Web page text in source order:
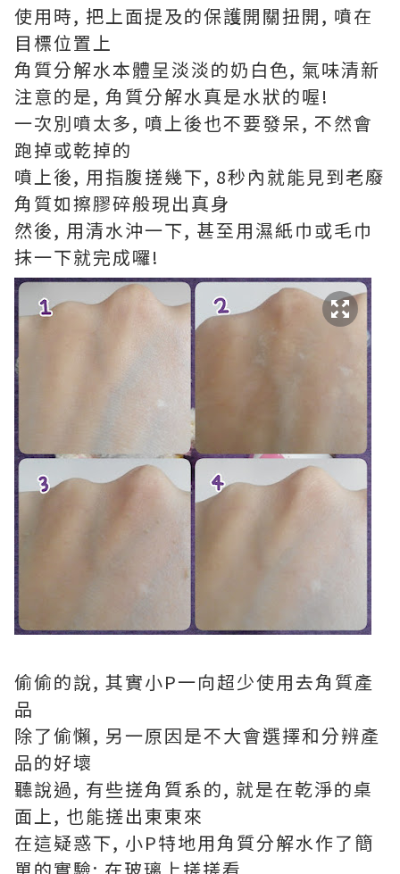
使用時, 把上面提及的保護開關扭開, 噴在
目標位置上
角質分解水本體呈淡淡的奶白色, 氣味清新
注意的是, 角質分解水真是水狀的喔!
一次別噴太多, 噴上後也不要發呆, 不然會
跑掉或乾掉的
噴上後, 用指腹搓幾下, 8秒內就能見到老廢
角質如擦膠碎般現出真身
然後, 用清水沖一下, 甚至用濕紙巾或毛巾
抹一下就完成囉!
偷偷的說, 其實小P一向超少使用去角質產
品
除了偷懶, 另一原因是不大會選擇和分辨產
品的好壞
聽說過, 有些搓角質系的, 就是在乾淨的桌
面上, 也能搓出東東來
在這疑惑下, 小P特地用角質分解水作了簡